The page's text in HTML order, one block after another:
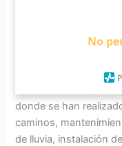
No
permitido ir
semanas, con las
donde se han
caminos,
de lluvia, instalación